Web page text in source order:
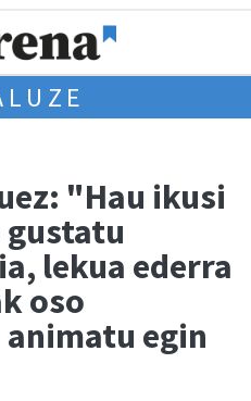
"Hau ikusi
gustatu
lekua ederra
oso
egin